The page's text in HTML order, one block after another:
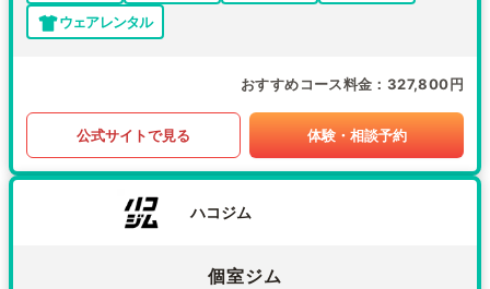
ウェアレンタル
おすすめコース料金 327,800円
公式サイトで見る 体験・相談予約
ハコジム
個室ジム